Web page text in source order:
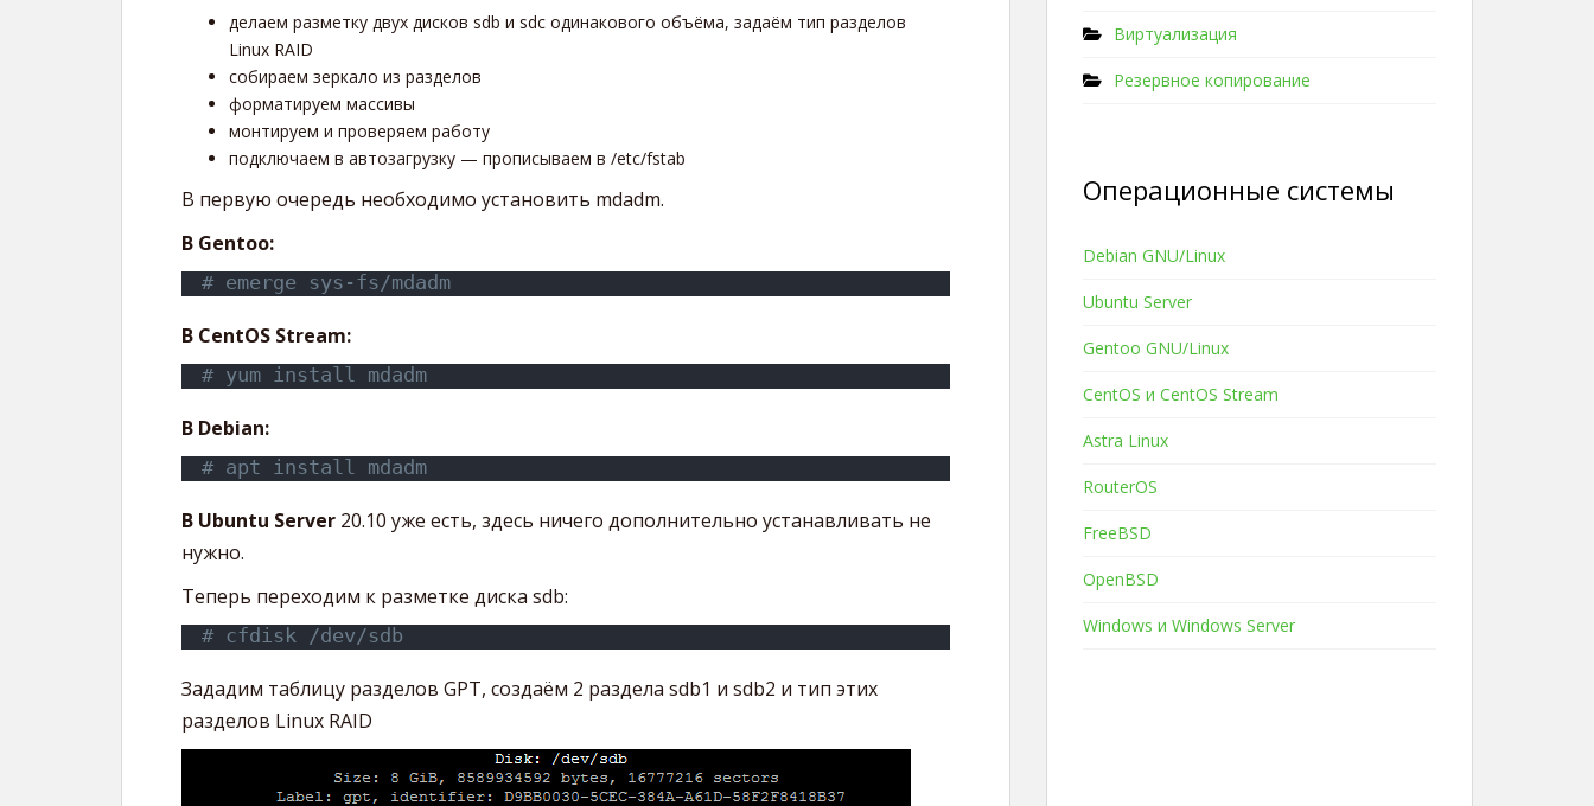
делаем разметку двух дисков sdb и sdc одинакового объёма, задаём тип разделов
Linux RAID
собираем зеркало из разделов
форматируем массивы
монтируем и проверяем работу
подключаем в автозагрузку — прописываем в /etc/fstab
В первую очередь необходимо установить mdadm.
В Gentoo:
# emerge sys-fs/mdadm
В CentOS Stream:
# yum install mdadm
В Debian:
# apt install mdadm
В Ubuntu Server 20.10 уже есть, здесь ничего дополнительно устанавливать не
нужно.
Теперь переходим к разметке диска sdb:
# cfdisk /dev/sdb
Зададим таблицу разделов GPT, создаём 2 раздела sdb1 и sdb2 и тип этих
разделов Linux RAID
Виртуализация
Резервное копирование
Операционные системы
Debian GNU/Linux
Ubuntu Server
Gentoo GNU/Linux
CentOS и CentOS Stream
Astra Linux
RouterOS
FreeBSD
OpenBSD
Windows и Windows Server